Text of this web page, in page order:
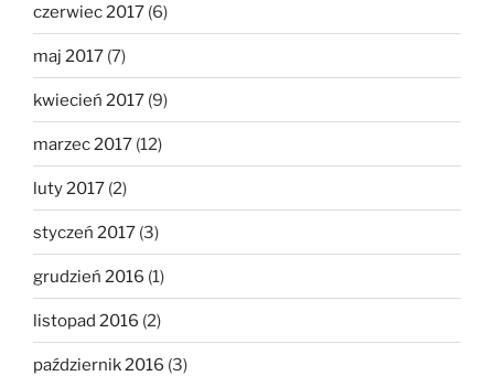
czerwiec 2017 (6)
maj 2017 (7)
kwiecień 2017 (9)
marzec 2017 (12)
luty 2017 (2)
styczeń 2017 (3)
grudzień 2016 (1)
listopad 2016 (2)
październik 2016 (3)